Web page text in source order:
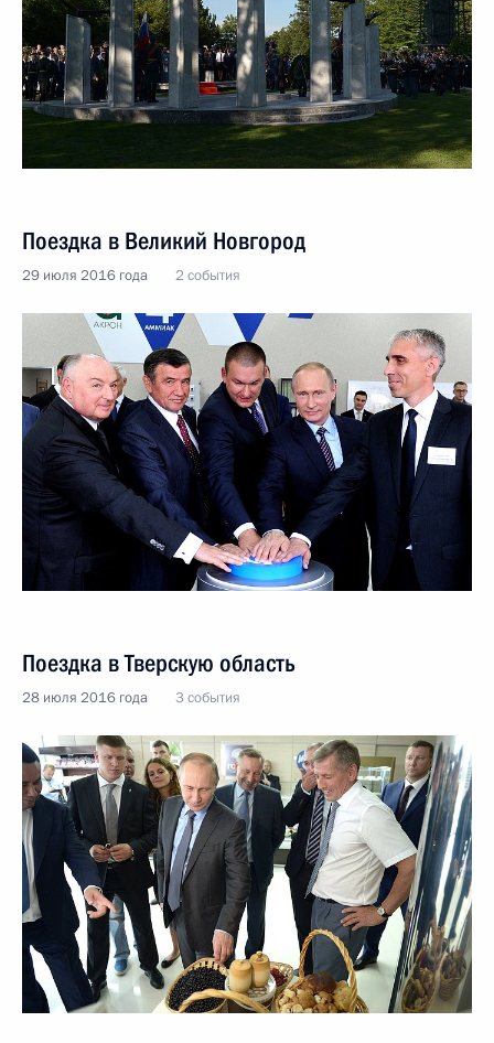
Поездка в Великий Новгород
29 июля 2016 года 2 события
Поездка в Тверскую область
28 июля 2016 года 3 события